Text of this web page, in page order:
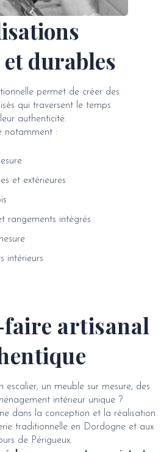
durables
permet de créer des
qui traversent le temps
authenticité.
notamment :
et extérieures
rangements intégrés
intérieurs
artisanal
escalier, un meuble sur mesure, des
intérieur unique ?
dans la conception et la réalisation
traditionnelle en Dordogne et aux
de Périgueux.